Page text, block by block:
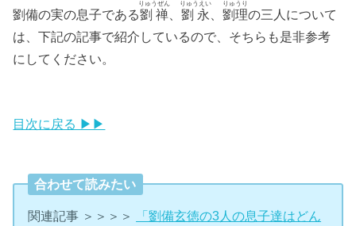
劉備の実の息子である劉禅
りゅうぜん
、劉永
りゅうえい
、劉理
りゅうり
の三人について
は、下記の記事で紹介しているので、そちらも是非参考
にしてください。
目次に戻る ▶▶
合わせて読みたい
関連記事 ＞＞＞＞
「劉備玄徳の3人の息子達はどん